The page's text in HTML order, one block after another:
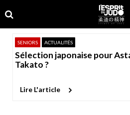
to
navigation
to
content
SENIORS ACTUALITÉS
Sélection japonaise pour
Takato ?
Lire L'article